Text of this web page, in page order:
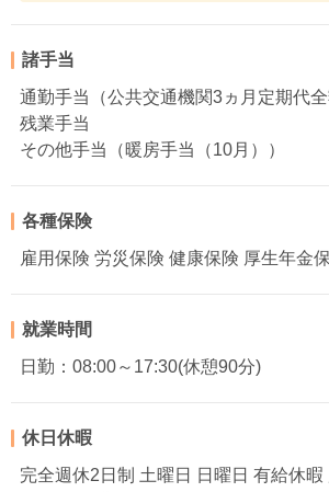
諸手当
通勤手当（公共交通機関3ヵ月定期代全
残業手当
その他手当（暖房手当（10月））
各種保険
雇用保険 労災保険 健康保険 厚生年金
就業時間
日勤：08:00～17:30(休憩90分)
休日休暇
完全週休2日制 土曜日 日曜日 有給休